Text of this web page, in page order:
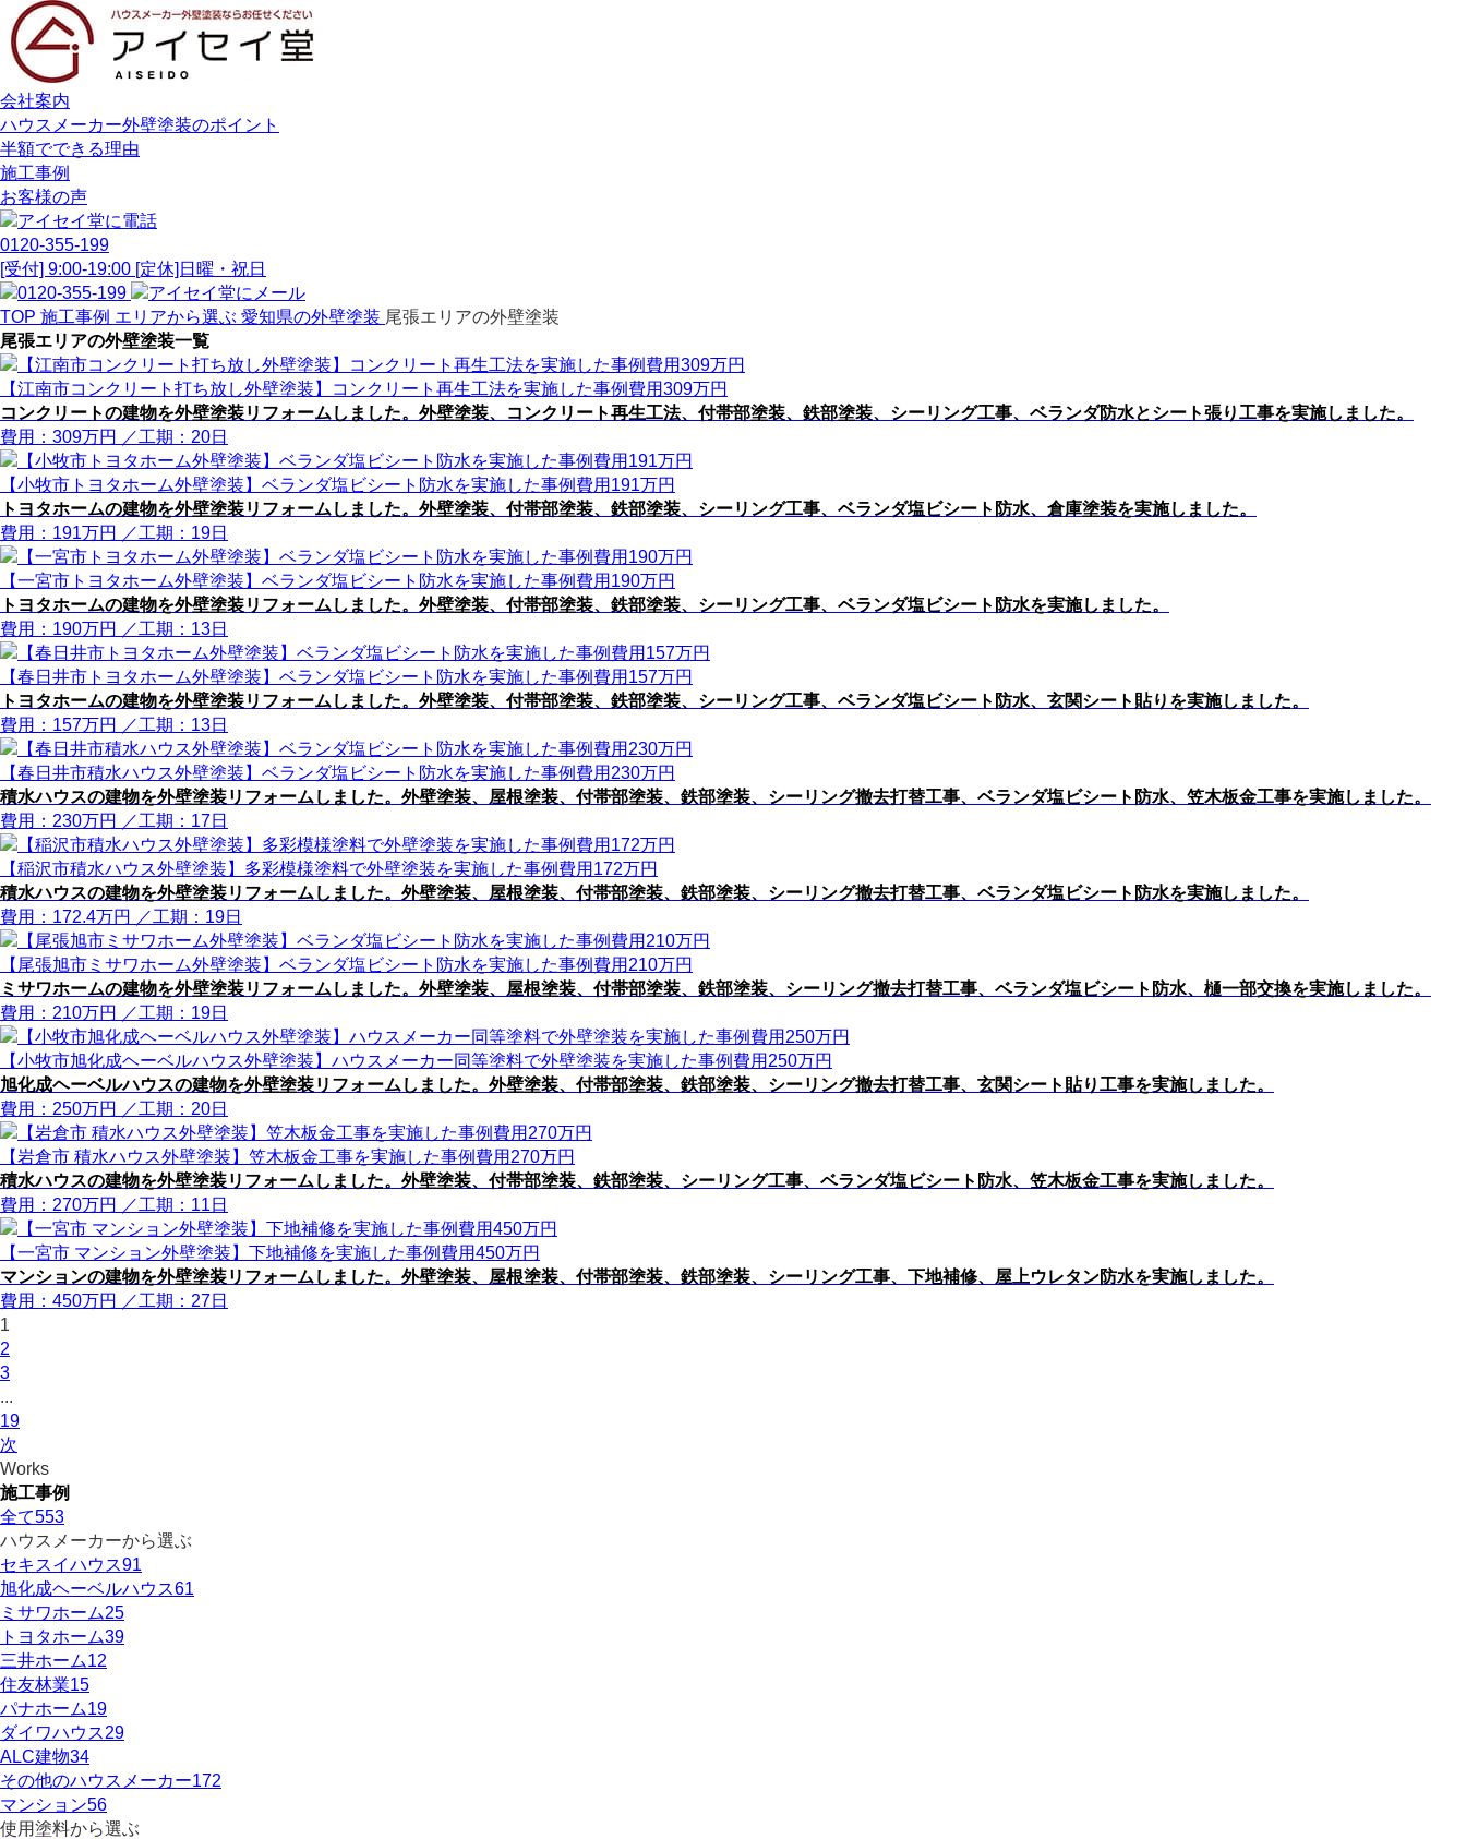
会社案内
ハウスメーカー外壁塗装のポイント
半額でできる理由
施工事例
お客様の声
0120-355-199
[受付] 9:00-19:00 [定休]日曜・祝日
TOP 施工事例 エリアから選ぶ 愛知県の外壁塗装 尾張エリアの外壁塗装
尾張エリアの外壁塗装一覧
【江南市コンクリート打ち放し外壁塗装】コンクリート再生工法を実施した事例費用309万円
コンクリートの建物を外壁塗装リフォームしました。外壁塗装、コンクリート再生工法、付帯部塗装、鉄部塗装、シーリング工事、ベランダ防水とシート張り工事を実施しました。
費用： 309万円 ／工期：20日
【小牧市トヨタホーム外壁塗装】ベランダ塩ビシート防水を実施した事例費用191万円
トヨタホームの建物を外壁塗装リフォームしました。外壁塗装、付帯部塗装、鉄部塗装、シーリング工事、ベランダ塩ビシート防水、倉庫塗装を実施しました。
費用： 191万円 ／工期：19日
【一宮市トヨタホーム外壁塗装】ベランダ塩ビシート防水を実施した事例費用190万円
トヨタホームの建物を外壁塗装リフォームしました。外壁塗装、付帯部塗装、鉄部塗装、シーリング工事、ベランダ塩ビシート防水を実施しました。
費用： 190万円 ／工期：13日
【春日井市トヨタホーム外壁塗装】ベランダ塩ビシート防水を実施した事例費用157万円
トヨタホームの建物を外壁塗装リフォームしました。外壁塗装、付帯部塗装、鉄部塗装、シーリング工事、ベランダ塩ビシート防水、玄関シート貼りを実施しました。
費用： 157万円 ／工期：13日
【春日井市積水ハウス外壁塗装】ベランダ塩ビシート防水を実施した事例費用230万円
積水ハウスの建物を外壁塗装リフォームしました。外壁塗装、屋根塗装、付帯部塗装、鉄部塗装、シーリング撤去打替工事、ベランダ塩ビシート防水、笠木板金工事を実施しました。
費用： 230万円 ／工期：17日
【稲沢市積水ハウス外壁塗装】多彩模様塗料で外壁塗装を実施した事例費用172万円
積水ハウスの建物を外壁塗装リフォームしました。外壁塗装、屋根塗装、付帯部塗装、鉄部塗装、シーリング撤去打替工事、ベランダ塩ビシート防水を実施しました。
費用： 172.4万円 ／工期：19日
【尾張旭市ミサワホーム外壁塗装】ベランダ塩ビシート防水を実施した事例費用210万円
ミサワホームの建物を外壁塗装リフォームしました。外壁塗装、屋根塗装、付帯部塗装、鉄部塗装、シーリング撤去打替工事、ベランダ塩ビシート防水、樋一部交換を実施しました。
費用： 210万円 ／工期：19日
【小牧市旭化成ヘーベルハウス外壁塗装】ハウスメーカー同等塗料で外壁塗装を実施した事例費用250万円
旭化成ヘーベルハウスの建物を外壁塗装リフォームしました。外壁塗装、付帯部塗装、鉄部塗装、シーリング撤去打替工事、玄関シート貼り工事を実施しました。
費用： 250万円 ／工期：20日
【岩倉市 積水ハウス外壁塗装】笠木板金工事を実施した事例費用270万円
積水ハウスの建物を外壁塗装リフォームしました。外壁塗装、付帯部塗装、鉄部塗装、シーリング工事、ベランダ塩ビシート防水、笠木板金工事を実施しました。
費用： 270万円 ／工期：11日
【一宮市 マンション外壁塗装】下地補修を実施した事例費用450万円
マンションの建物を外壁塗装リフォームしました。外壁塗装、屋根塗装、付帯部塗装、鉄部塗装、シーリング工事、下地補修、屋上ウレタン防水を実施しました。
費用： 450万円 ／工期：27日
1
2
3
...
19
次
Works
施工事例
全て553
ハウスメーカーから選ぶ
セキスイハウス91
旭化成ヘーベルハウス61
ミサワホーム25
トヨタホーム39
三井ホーム12
住友林業15
パナホーム19
ダイワハウス29
ALC建物34
その他のハウスメーカー172
マンション56
使用塗料から選ぶ